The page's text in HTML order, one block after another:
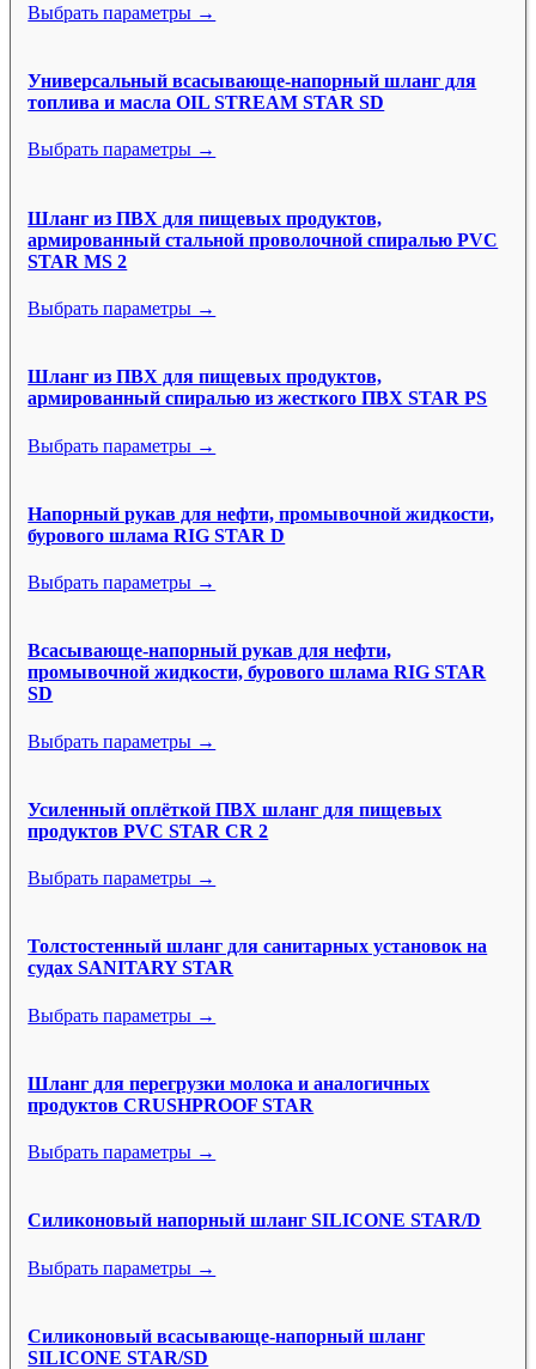
Выбрать параметры →
Универсальный всасывающе-напорный шланг для
топлива и масла OIL STREAM STAR SD
Выбрать параметры →
Шланг из ПВХ для пищевых продуктов,
армированный стальной проволочной спиралью PVC
STAR MS 2
Выбрать параметры →
Шланг из ПВХ для пищевых продуктов,
армированный спиралью из жесткого ПВХ STAR PS
Выбрать параметры →
Напорный рукав для нефти, промывочной жидкости,
бурового шлама RIG STAR D
Выбрать параметры →
Всасывающе-напорный рукав для нефти,
промывочной жидкости, бурового шлама RIG STAR
SD
Выбрать параметры →
Усиленный оплёткой ПВХ шланг для пищевых
продуктов PVC STAR CR 2
Выбрать параметры →
Толстостенный шланг для санитарных установок на
судах SANITARY STAR
Выбрать параметры →
Шланг для перегрузки молока и аналогичных
продуктов CRUSHPROOF STAR
Выбрать параметры →
Силиконовый напорный шланг SILICONE STAR/D
Выбрать параметры →
Силиконовый всасывающе-напорный шланг
SILICONE STAR/SD